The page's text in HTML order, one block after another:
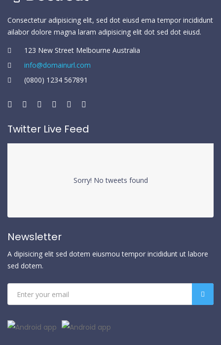
Consectetur adipisicing elit, sed dot eiusd ema tempor incididunt
ailabor dolore magna laram adipisicing elit dot sed dot eiusd.
123 New Street Melbourne Australia
info@domainurl.com
(0800) 1234 567891
Twitter Live Feed
Sorry! No tweets found
Newsletter
A dipisicing elit sed dotem eiusmou tempor incididunt ut labore
sed dotem.